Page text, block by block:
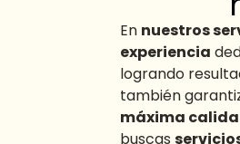
En nuestros
experiencia
logrando
también
máxima
buscas